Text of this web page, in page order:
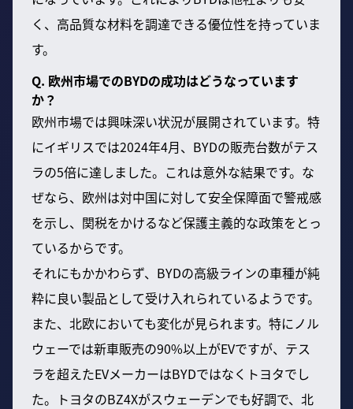
く、高品質な材料を調達できる優位性を持っていま
す。
Q. 欧州市場でのBYDの成功はどうなっています
か？
欧州市場では興味深い状況が展開されています。特
にイギリスでは2024年4月、BYDの販売台数がテス
ラの5倍に達しました。これは意外な結果です。な
ぜなら、欧州は対中国に対して安全保障面で警戒感
を示し、関税をかけるなど保護主義的な政策をとっ
ているからです。
それにもかかわらず、BYDの高級ラインの車種が純
粋に良い製品として受け入れられているようです。
また、北欧においても変化が見られます。特にノル
ウェーでは新車販売の90%以上がEVですが、テス
ラを超えたEVメーカーはBYDではなくトヨタでし
た。トヨタのBZ4Xがスウェーデンでも好調で、北